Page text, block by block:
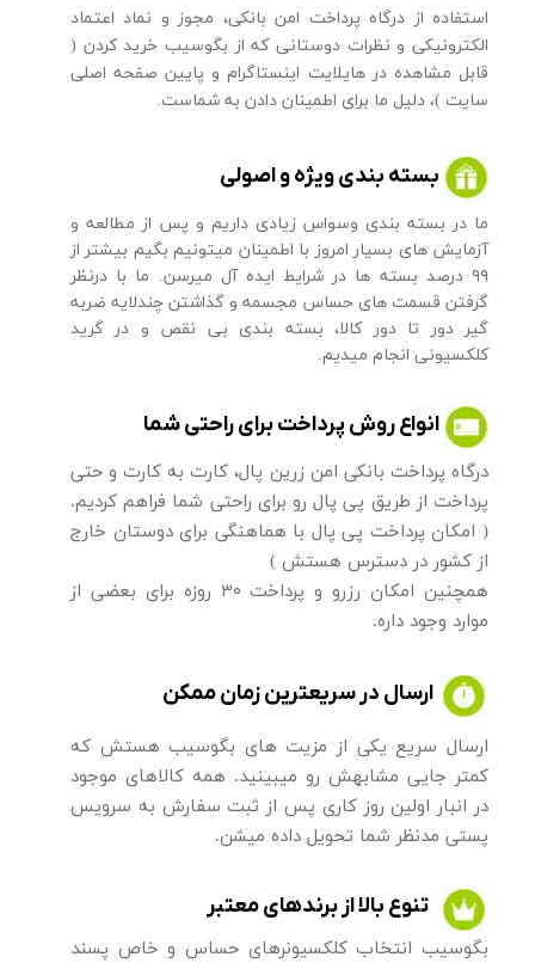
انواع روش پرداخت برای راحتی شما
بسته بندی ویژه و اصولی
ارسال در سریعترین زمان ممکن
تنوع بالا از برندهای معتبر
​​استفاده از درگاه پرداخت امن بانکی، مجوز و نماد اعتماد
الکترونیکی و نظرات دوستانی که از بگوسیب خرید کردن (
قابل مشاهده در هایلایت اینستاگرام و پایین صفحه اصلی
سایت )، دلیل ما برای اطمینان دادن به شماست.
ما در بسته بندی وسواس زیادی داریم و پس از مطالعه و
آزمایش های بسیار امروز با اطمینان میتونیم بگیم بیشتر از
۹۹ درصد بسته ها در شرایط ایده آل میرسن. ما با درنظر
گرفتن قسمت های حساس مجسمه و گذاشتن چندلایه ضربه
گیر دور تا دور کالا، بسته بندی بی نقص و در گرید
کلکسیونی انجام میدیم.
درگاه پرداخت بانکی امن زرین پال، کارت به کارت و حتی
پرداخت از طریق پی پال رو برای راحتی شما فراهم کردیم.
( امکان پرداخت پی پال با هماهنگی برای دوستان خارج
از کشور در دسترس هستش )
همچنین امکان رزرو و پرداخت ۳۰ روزه برای بعضی از
موارد وجود داره.
ارسال سریع یکی از مزیت های بگوسیب هستش که
کمتر جایی مشابهش رو میبینید. همه کالاهای موجود
در انبار اولین روز کاری پس از ثبت سفارش به سرویس
پستی مدنظر شما تحویل داده میشن.
​​​​​​​​​​بگوسیب انتخاب کلکسیونرهای حساس و خاص پسند